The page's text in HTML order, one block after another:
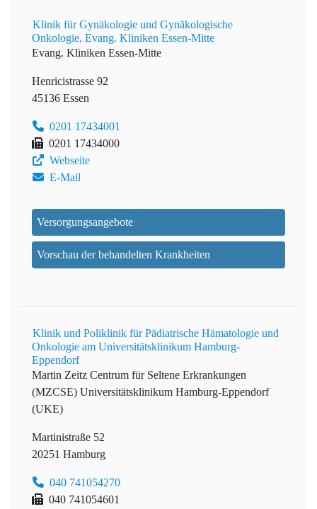
Klinik für Gynäkologie und Gynäkologische
Onkologie, Evang. Kliniken Essen-Mitte
Evang. Kliniken Essen-Mitte
Henricistrasse 92
45136 Essen
0201 17434001
0201 17434000
Webseite
E-Mail
Versorgungsangebote
Vorschau der behandelten Krankheiten
Klinik und Poliklinik für Pädiatrische Hämatologie und
Onkologie am Universitätsklinikum Hamburg-
Eppendorf
Martin Zeitz Centrum für Seltene Erkrankungen
(MZCSE) Universitätsklinikum Hamburg-Eppendorf
(UKE)
Martinistraße 52
20251 Hamburg
040 741054270
040 741054601